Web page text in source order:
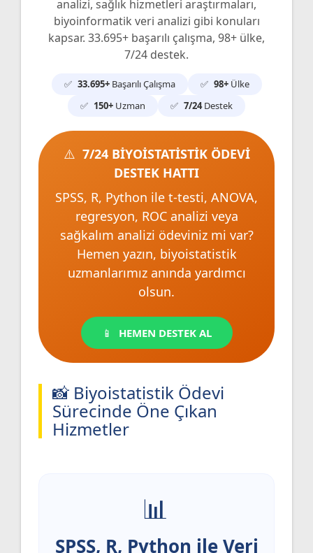
analizi, sağlık hizmetleri araştırmaları,
biyoinformatik veri analizi gibi konuları
kapsar. 33.695+ başarılı çalışma, 98+ ülke,
7/24 destek.
33.695+Başarılı Çalışma 98+Ülke
150+ Uzman 7/24Destek
7/24 BİYOİSTATİSTİK ÖDEVİ
DESTEK HATTI
SPSS, R, Python ile t-testi, ANOVA,
regresyon, ROC analizi veya
sağkalım analizi ödeviniz mi var?
Hemen yazın, biyoistatistik
uzmanlarımız anında yardımcı
olsun.
HEMEN DESTEK AL
📸 Biyoistatistik Ödevi
Sürecinde Öne Çıkan
Hizmetler
SPSS, R, Python ile Veri